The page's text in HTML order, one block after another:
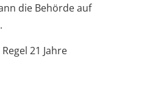
die Behörde auf
21 Jahre